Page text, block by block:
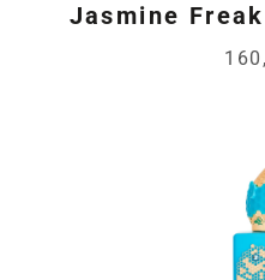
Jasmine